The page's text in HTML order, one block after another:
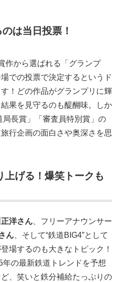
は当日投票！
作から選ばれる「グランプ
での投票で決定するというド
！どの作品がグランプリに輝
果を見守るのも醍醐味。しか
局長賞」「審査員特別賞」の
行企画の面白さや奥深さを思
上げる！爆笑トークも
洋さん、フリーアナウンサー
ん、そして“鉄道BIG4”として
場するのも大きなトピック！
の最新鉄道トレンドを予想
、笑いと鉄分補給たっぷりの